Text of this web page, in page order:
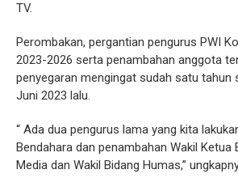
TV.
Perombakan, pergantian pengurus PWI
2023-2026 serta penambahan anggota
penyegaran mengingat sudah satu tahun
Juni 2023 lalu.
“ Ada dua pengurus lama yang kita
Bendahara dan penambahan Wakil Ketua
Media dan Wakil Bidang Humas,”